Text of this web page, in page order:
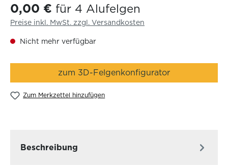
0,00 € für 4 Alufelgen
Preise inkl. MwSt. zzgl. Versandkosten
Nicht mehr verfügbar
zum 3D-Felgenkonfigurator
Zum Merkzettel hinzufügen
Beschreibung